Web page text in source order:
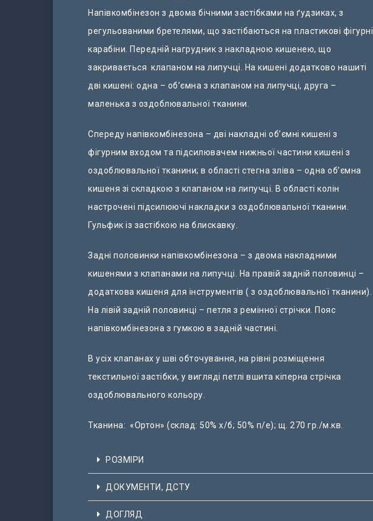
Напівкомбінезон з двома бічними застібками на ґудзиках, з
регульованими бретелями, що застібаються на пластикові фігурні
карабіни. Передній нагрудник з накладною кишенею, що
закривається клапаном на липучці. На кишені додатково нашиті
дві кишені: одна – об’ємна з клапаном на липучці, друга –
маленька з оздоблювальної тканини.
Спереду напівкомбінезона – дві накладні об’ємні кишені з
фігурним входом та підсилювачем нижньої частини кишені з
оздоблювальної тканини; в області стегна зліва – одна об’ємна
кишеня зі складкою з клапаном на липучці. В області колін
настрочені підсилюючі накладки з оздоблювальної тканини.
Гульфик із застібкою на блискавку.
Задні половинки напівкомбінезона – з двома накладними
кишенями з клапанами на липучці. На правій задній половинці –
додаткова кишеня для інструментів ( з оздоблювальної тканини).
На лівій задній половинці – петля з ремінної стрічки. Пояс
напівкомбінезона з гумкою в задній частині.
В усіх клапанах у шві обточування, на рівні розміщення
текстильної застібки, у вигляді петлі вшита кіперна стрічка
оздоблювального кольору.
Тканина: «Ортон» (склад: 50% х/б; 50% п/е); щ. 270 гр./м.кв.
РОЗМІРИ
ДОКУМЕНТИ, ДСТУ
ДОГЛЯД